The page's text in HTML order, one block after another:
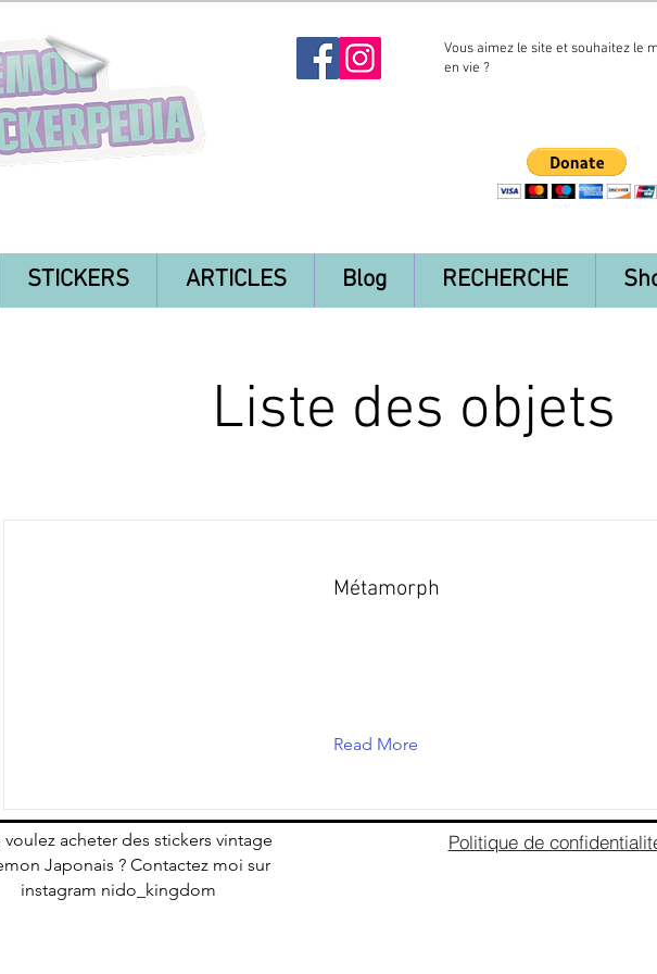
Vous aimez le site et souhaitez le
en vie ?
STICKERS ARTICLES Blog RECHERCHE
Liste des objets
Métamorph
Read More
voulez acheter des stickers vintage
Japonais ? Contactez moi sur
instagram nido_kingdom
Politique de